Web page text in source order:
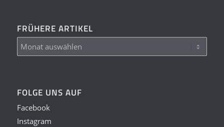
FRÜHERE ARTIKEL
FOLGE UNS AUF
Facebook
Instagram